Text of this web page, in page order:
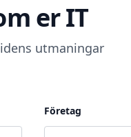
er IT
utmaningar
Företag